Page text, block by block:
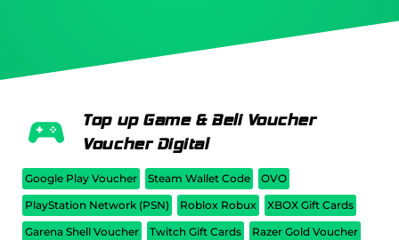
Top up Game & Beli Voucher
Voucher Digital
Google Play Voucher Steam Wallet Code
OVO
PlayStation Network (PSN)
Roblox Robux
XBOX Gift Cards
Garena Shell Voucher
Twitch Gift Cards
Razer Gold Voucher